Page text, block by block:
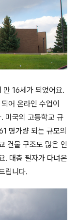
만 16세가 되었어요.
어 온라인 수업이
미국의 고등학교 규
명가량 되는 규모의
건물 구조도 많은 인
. 대충 필자가 다녀온
립니다.